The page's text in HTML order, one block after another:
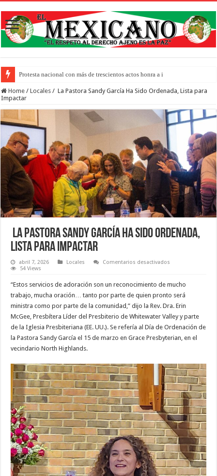
Protesta nacional con más de trescientos actos honra a inmigrantes muertos y
Home / Locales / La Pastora Sandy García Ha Sido Ordenada, Lista para
Impactar
La Pastora Sandy García Ha Sido Ordenada,
Lista para Impactar
abril 7, 2026 Locales Comentarios desactivados
Sido
Ordenada,
Lista
para
54 Views
“Estos servicios de adoración son un reconocimiento de mucho
trabajo, mucha oración… tanto por parte de quien pronto será
ministra como por parte de la comunidad,” dijo la Rev. Dra. Erin
McGee, Presbítera Líder del Presbiterio de Whitewater Valley y parte
de la Iglesia Presbiteriana (EE. UU.). Se refería al Día de Ordenación de
la Pastora Sandy García el 15 de marzo en Grace Presbyterian, en el
vecindario North Highlands.